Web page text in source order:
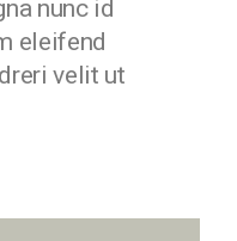
nunc id
eleifend
velit ut